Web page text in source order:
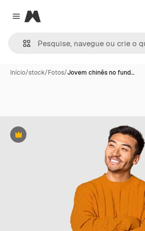
Close menu
Magnific
Início/stock/Fotos/Jovem chinês no fund…
Premium